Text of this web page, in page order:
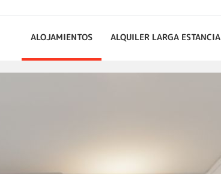
ALOJAMIENTOS ALQUILER LARGA ESTANCIA